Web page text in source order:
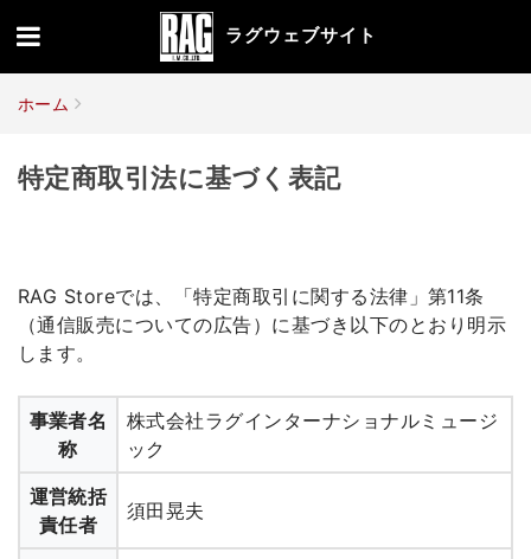
ラグウェブサイト
ホーム
特定商取引法に基づく表記
RAG Storeでは、「特定商取引に関する法律」第11条
（通信販売についての広告）に基づき以下のとおり明示
します。
事業者名
称
株式会社ラグインターナショナルミュージ
ック
運営統括
責任者
須田晃夫